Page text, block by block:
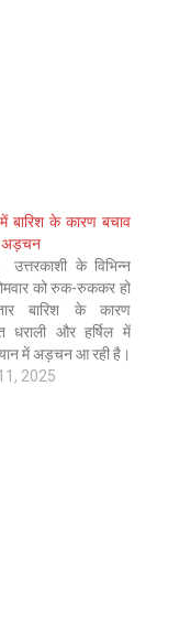
में बारिश के कारण बचाव
अड़चन
उत्तरकाशी के विभिन्न
को रुक-रुककर हो
बारिश के कारण
धराली और हर्षिल में
में अड़चन आ रही है।
ने यह जानकारी दी।
ने बताया कि बारिश के
2025